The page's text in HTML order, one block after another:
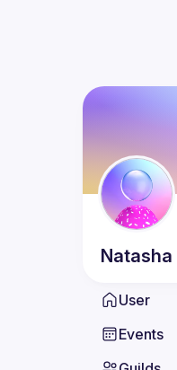
Natasha
User
Events